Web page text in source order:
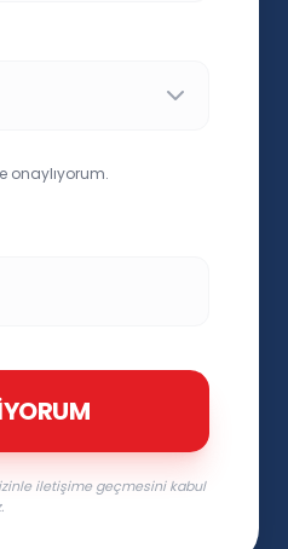
onaylıyorum.
iletişime geçmesini kabul